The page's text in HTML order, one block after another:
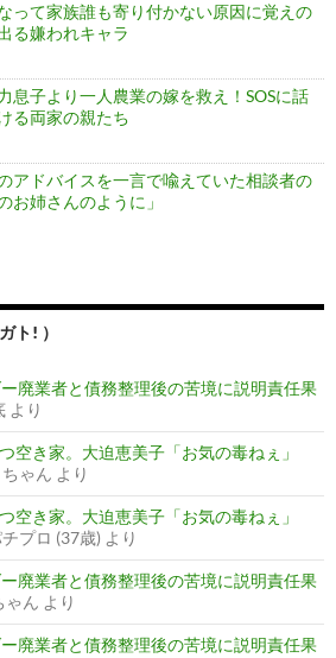
って家族誰も寄り付かない原因に覚えの
る嫌われキャラ
息子より一人農業の嫁を救え！SOSに話
る両家の親たち
アドバイスを一言で喩えていた相談者の
お姉さんのように」
ト! ）
廃業者と債務整理後の苦境に説明責任果
より
空き家。大迫恵美子「お気の毒ねぇ」
ちゃん より
空き家。大迫恵美子「お気の毒ねぇ」
プロ (37歳) より
廃業者と債務整理後の苦境に説明責任果
ゃん より
廃業者と債務整理後の苦境に説明責任果